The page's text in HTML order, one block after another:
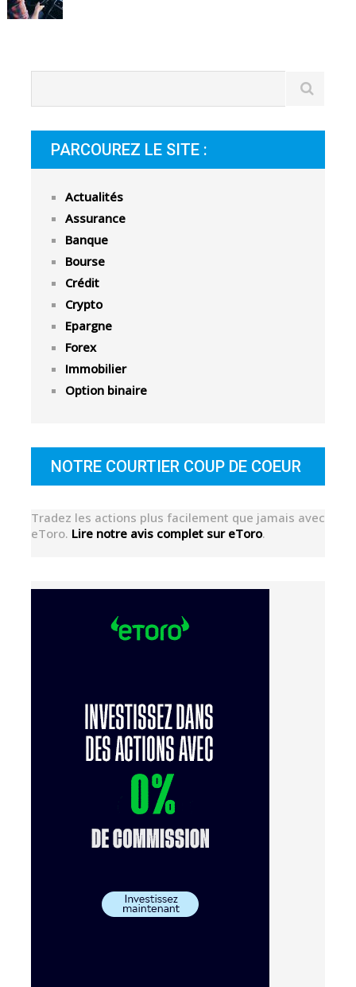
PARCOUREZ LE SITE :
Actualités
Assurance
Banque
Bourse
Crédit
Crypto
Epargne
Forex
Immobilier
Option binaire
NOTRE COURTIER COUP DE COEUR
Tradez les actions plus facilement que jamais avec
eToro. Lire notre avis complet sur eToro.